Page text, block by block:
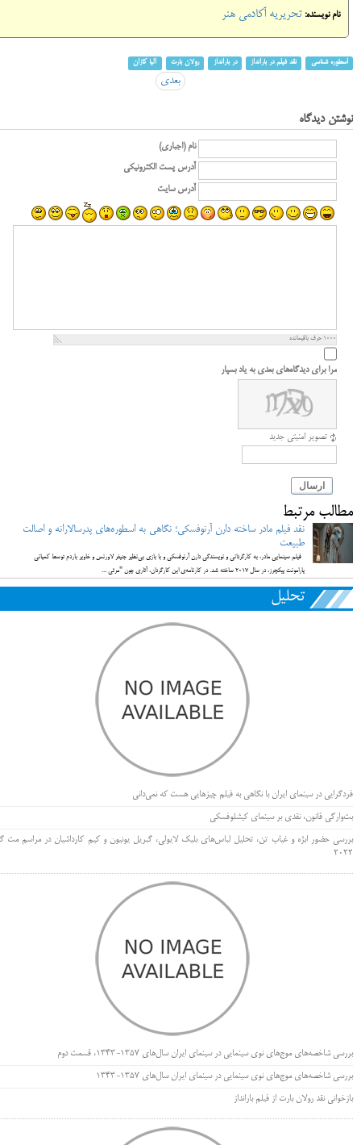
نام نویسنده: تحریریه آکادمی هنر
اسطوره شناسی نقد فیلم در بارانداز در بارانداز رولان بارت الیا کازان
بعدی
نوشتن دیدگاه
نام (اجباری)
آدرس پست الکترونیکی
آدرس سایت
1000 حرف باقیمانده
مرا برای دیدگاه‌های بعدی به یاد بسپار
تصویر امنیتی جدید
ارسال
مطالب مرتبط
نقد فیلم مادر ساخته دارن آرنوفسکی؛ نگاهی به اسطوره‌های پدرسالارانه و اصالت
طبیعت
فیلم سینمایی مادر، به کارگردانی و نویسندگی دارن آرنوفسکی و با بازی بی‌نظیر جنیفر لاورنس و خاویر باردم توسط کمپانی
پارامونت پیکچرز، در سال 2017 ساخته شد. در کارنامه‌ی این کارگردان، آثاری چون "مرثی ...
تحلیل
فردگرایی در سینمای ایران با نگاهی به فیلم چیزهایی هست که نمی‌دانی
بت‌وارگی قانون، نقدی بر سینمای کیشلوفسکی
بررسی حضور ابژه و غیاب تن، تحلیل لباس‌های بلیک لایولی، گبریل یونیون و کیم کارداشیان در مراسم مت
۲۰۲۲
بررسی شاخصه‌های موج‌های نوی سینمایی در سینمای ایران سال‌های 1357-1343، قسمت دوم
بررسی شاخصه‌های موج‌های نوی سینمایی در سینمای ایران سال‌های 1357-1343
بازخوانی نقد رولان بارت از فیلم بارانداز